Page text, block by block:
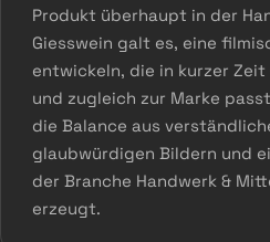
Produkt überhaupt in der
Giesswein galt es, eine
entwickeln, die in kurzer
und zugleich zur Marke
die Balance aus
glaubwürdigen Bildern und
der Branche Handwerk &
erzeugt.